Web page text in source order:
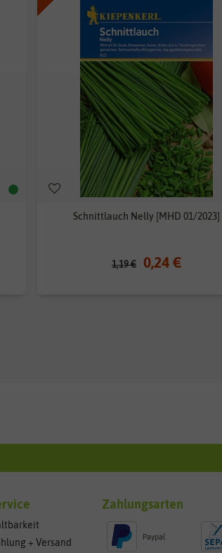
Schnittlauch Nelly [MHD 01/2023]
1,19 € 0,24 €
+ Versand
Zahlungsarten
Paypal